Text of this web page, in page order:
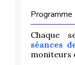
Programme
Chaque
séances
moniteurs